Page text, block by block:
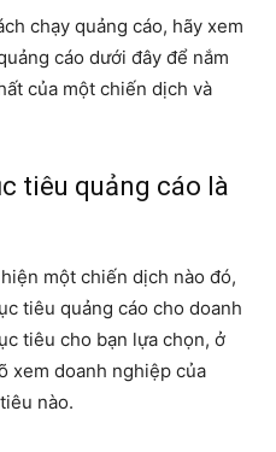
chạy quảng cáo, hãy xem
cáo dưới đây để nắm
của một chiến dịch và
tiêu quảng cáo là
một chiến dịch nào đó,
tiêu quảng cáo cho doanh
tiêu cho bạn lựa chọn, ở
xem doanh nghiệp của
nào.